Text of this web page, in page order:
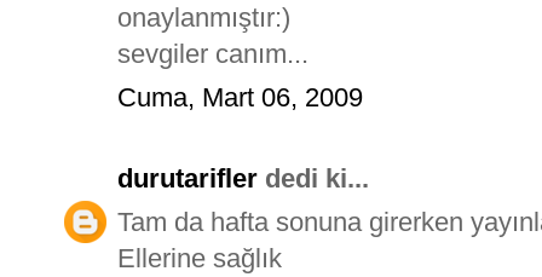
onaylanmıştır:)
sevgiler canım...
Cuma, Mart 06, 2009
durutarifler dedi ki...
Tam da hafta sonuna girerken
Ellerine sağlık